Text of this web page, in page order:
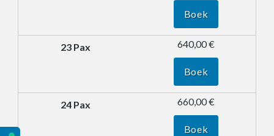
Boek
640,00 €
Boek
660,00 €
Boek